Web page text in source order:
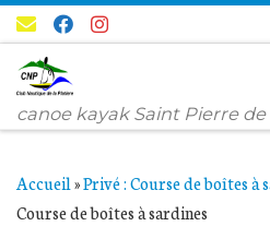
Passer au contenu
canoe kayak Saint Pierre
Accueil»Privé : Course de boîtes à
Course de boîtes à sardines